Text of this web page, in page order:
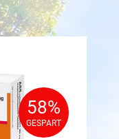
58%
GESPART
58%
GESPART